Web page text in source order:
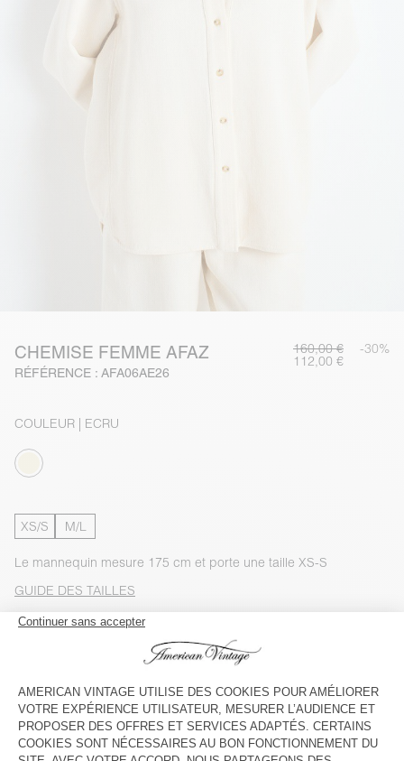
CHEMISE FEMME AFAZ
RÉFÉRENCE : AFA06AE26
160,00 € -30%
112,00 €
COULEUR | ECRU
XS/S M/L
Le mannequin mesure 175 cm et porte une taille XS-S
GUIDE DES TAILLES
Livraison estiméeentre le mercredi 12 août et le vendredi 14
VOIR LA DISPONIBILITE EN MAGASIN